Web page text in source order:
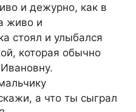
и дежурно, как в
живо и
стоял и улыбался
которая обычно
а что ты сыграл